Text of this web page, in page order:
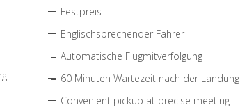
Festpreis
Englischsprechender Fahrer
Automatische Flugmitverfolgung
60 Minuten Wartezeit nach der Landung
Convenient pickup at precise meeting